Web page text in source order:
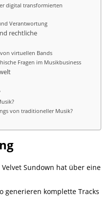
digital transformierten
Verantwortung
rechtliche
virtuellen Bands
Fragen im Musikbusiness
von traditioneller Musik?
Sundown hat über eine
generieren komplette Tracks